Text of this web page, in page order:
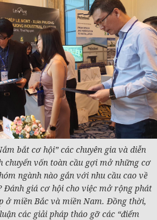
bắt cơ hội” các chuyên gia và diễn
chuyển vốn toàn cầu gợi mở những cơ
ngành nào gắn với nhu cầu cao về
Đánh giá cơ hội cho việc mở rộng phát
ở miền Bắc và miền Nam. Đồng thời,
các giải pháp tháo gỡ các “điểm